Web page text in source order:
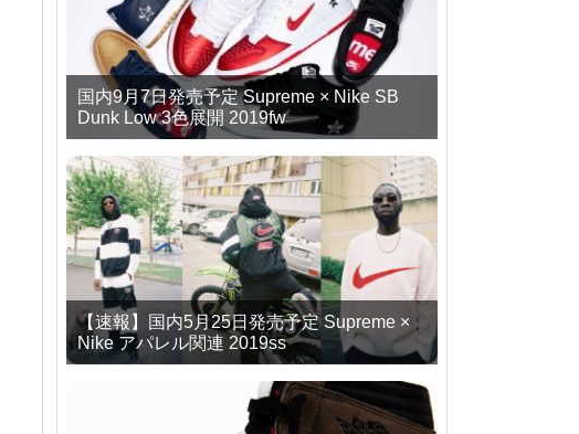
国内9月7日発売予定 Supreme × Nike SB
Dunk Low 3色展開 2019fw
【速報】国内5月25日発売予定 Supreme ×
Nike アパレル関連 2019ss